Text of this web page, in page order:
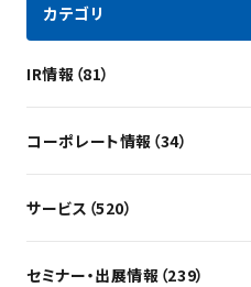
カテゴリ
IR情報（81）
コーポレート情報（34）
サービス（520）
セミナー・出展情報（239）